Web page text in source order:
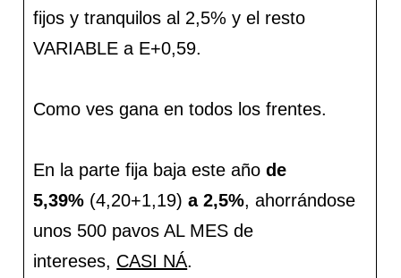
fijos y tranquilos al 2,5% y el resto
VARIABLE a E+0,59.
Como ves gana en todos los frentes.
En la parte fija baja este añode
5,39% (4,20+1,19)a 2,5%, ahorrándose
unos 500 pavos AL MES de
intereses, CASI NÁ.